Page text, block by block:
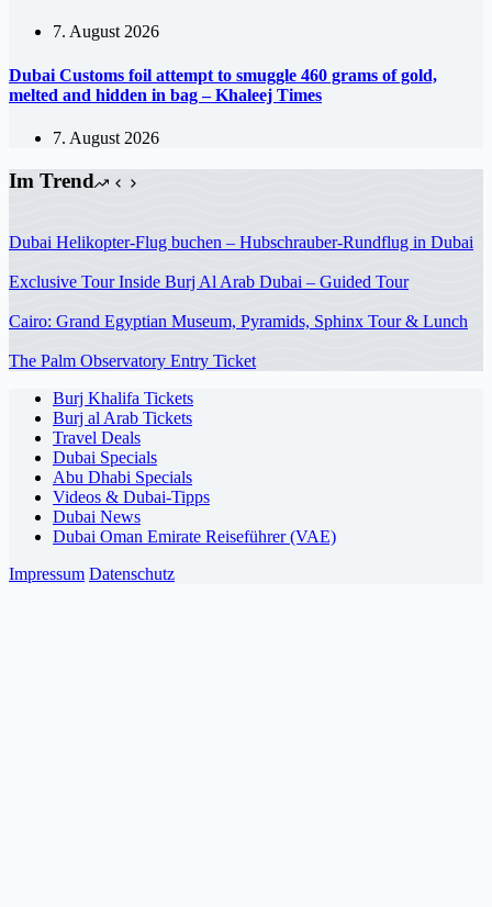
7. August 2026
Dubai Customs foil attempt to smuggle 460 grams of gold,
melted and hidden in bag – Khaleej Times
7. August 2026
Im Trend
Dubai Helikopter-Flug buchen – Hubschrauber-Rundflug in Dubai
Exclusive Tour Inside Burj Al Arab Dubai – Guided Tour
Cairo: Grand Egyptian Museum, Pyramids, Sphinx Tour & Lunch
The Palm Observatory Entry Ticket
Burj Khalifa Tickets
Burj al Arab Tickets
Travel Deals
Dubai Specials
Abu Dhabi Specials
Videos & Dubai-Tipps
Dubai News
Dubai Oman Emirate Reiseführer (VAE)
Impressum Datenschutz